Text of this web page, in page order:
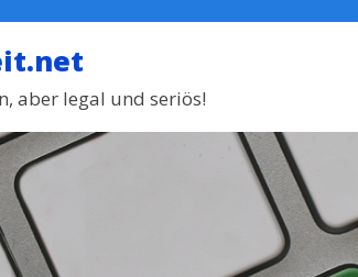
aber legal und seriös!